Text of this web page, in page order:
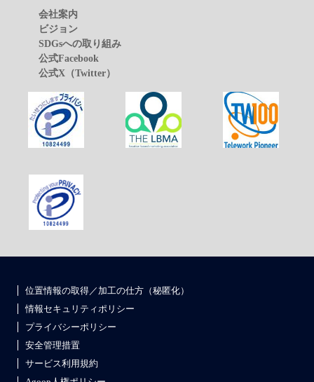
会社案内
ビジョン
SDGsへの取り組み
公式Facebook
公式X（Twitter）
位置情報の取得／加工の仕方（秘匿化）
情報セキュリティポリシー
プライバシーポリシー
安全管理措置
サービス利用規約